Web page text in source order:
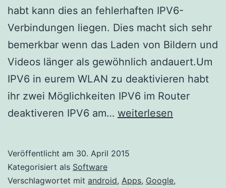
habt kann dies an fehlerhaften IPV6-
Verbindungen liegen. Dies macht sich sehr
bemerkbar wenn das Laden von Bildern und
Videos länger als gewöhnlich andauert.Um
IPV6 in eurem WLAN zu deaktivieren habt
ihr zwei Möglichkeiten IPV6 im Router
deaktiveren IPV6 am… WLAN
und
weiterlesen
Veröffentlicht am 30. April 2015
Kategorisiert als Software
Verschlagwortet mit android, Apps, Google,